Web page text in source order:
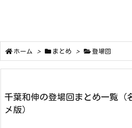
ホーム > まとめ > 登場回
千葉和伸の登場回まとめ一覧（
メ版）